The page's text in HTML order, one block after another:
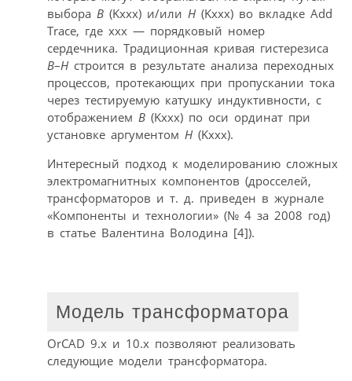
выбора B (Kxxx) и/или H (Kxxx) во вкладке Add
Trace, где xxx — порядковый номер
сердечника. Традиционная кривая гистерезиса
B–H строится в результате анализа переходных
процессов, протекающих при пропускании тока
через тестируемую катушку индуктивности, с
отображением B (Kxxx) по оси ординат при
установке аргументом H (Kxxx).
Интересный подход к моделированию сложных
электромагнитных компонентов (дросселей,
трансформаторов и т. д. приведен в журнале
«Компоненты и технологии» (№ 4 за 2008 год)
в статье Валентина Володина [4]).
Модель трансформатора
OrCAD 9.x и 10.x позволяют реализовать
следующие модели трансформатора.